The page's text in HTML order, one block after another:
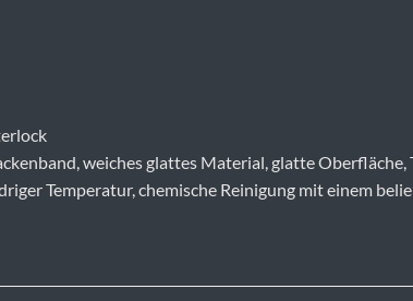
weiches glattes Material, glatte
Temperatur, chemische Reinigung mit einem